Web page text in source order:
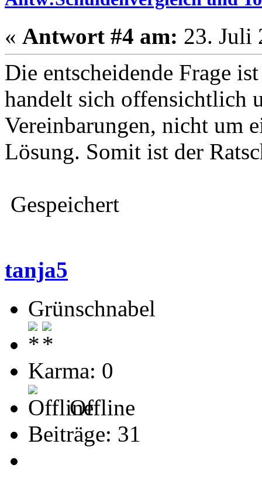
« Antwort #4 am: 23. Juli
Die entscheidende Frage
handelt sich offensichtlich
Vereinbarungen, nicht um
Lösung. Somit ist der
Gespeichert
tanja5
Grünschnabel
Karma: 0
Offline
Beiträge: 31